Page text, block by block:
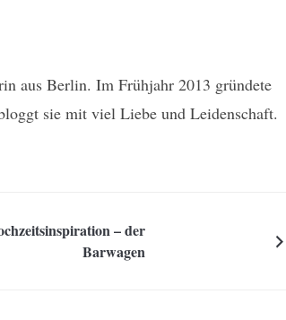
aus Berlin. Im Frühjahr 2013 gründete
sie mit viel Liebe und Leidenschaft.
– der
Barwagen